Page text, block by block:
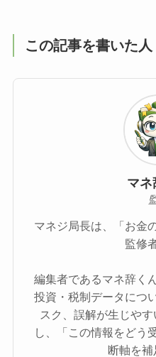
この記事を書いた人
マネ
マネジ局長は、「お金
監修
編集者であるマネ辞く
投資・税制データにつ
スク、誤解が生じや
し、「この情報をどう
断軸を補